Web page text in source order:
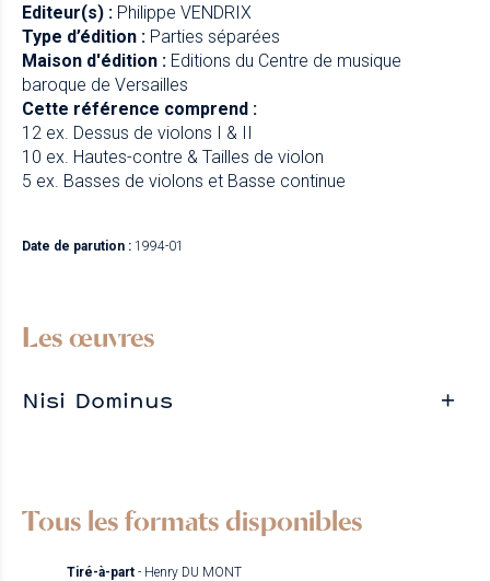
Editeur(s) : Philippe VENDRIX
Type d’édition : Parties séparées
Maison d'édition : Editions du Centre de musique
baroque de Versailles
Cette référence comprend :
12 ex. Dessus de violons I & II
10 ex. Hautes-contre & Tailles de violon
5 ex. Basses de violons et Basse continue
Date de parution : 1994-01
Les œuvres
Nisi Dominus
Tous les formats disponibles
Tiré-à-part - Henry DU MONT